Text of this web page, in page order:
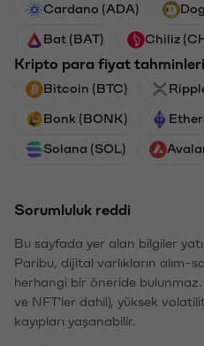
Cardano (ADA)
Bat (BAT) Chiliz
Kripto para fiyat tahminleri
Bitcoin (BTC)
Bonk (BONK)
Solana (SOL)
Sorumluluk reddi
Bu sayfada yer alan bilgiler
Paribu, dijital varlıkların alım-
herhangi bir öneride
ve NFT'ler dahil), yüksek
kayıpları yaşanabilir.